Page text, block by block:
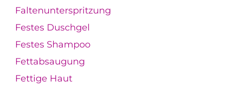
Faltenunterspritzung
Festes Duschgel
Festes Shampoo
Fettabsaugung
Fettige Haut